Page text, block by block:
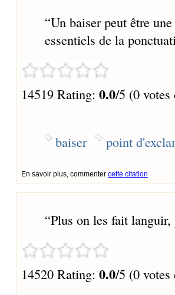
“Un baiser peut être
essentiels de la
14519 Rating: 0.0/5 (0 votes
baiser point
En savoir plus, commenter cette citation
“Plus on les fait
14520 Rating: 0.0/5 (0 votes